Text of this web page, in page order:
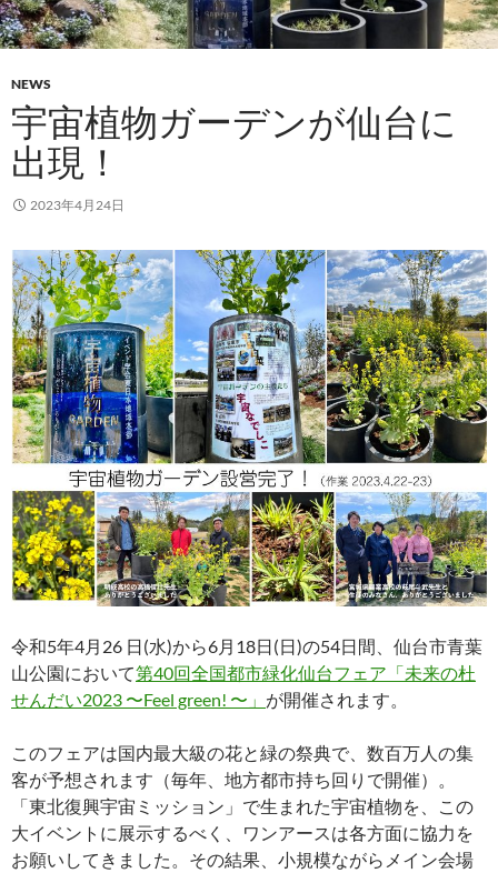
NEWS
宇宙植物ガーデンが仙台に
出現！
2023年4月24日
令和5年4月26 日(水)から6月18日(日)の54日間、仙台市⻘葉
山公園において第40回全国都市緑化仙台フェア「未来の杜
せんだい2023 〜Feel green! 〜」 が開催されます。
このフェアは国内最大級の花と緑の祭典で、数百万人の集
客が予想されます（毎年、地方都市持ち回りで開催）。
「東北復興宇宙ミッション」で生まれた宇宙植物を、この
大イベントに展示するべく、ワンアースは各方面に協力を
お願いしてきました。その結果、小規模ながらメイン会場